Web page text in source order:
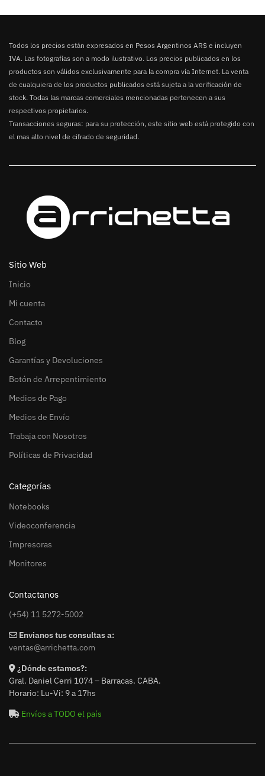
Todos los precios están expresados en Pesos Argentinos AR$ e incluyen
IVA. Las fotografías son a modo ilustrativo. Los precios publicados en los
productos son válidos exclusivamente para la compra vía Internet. La venta
de cualquiera de los productos publicados está sujeta a la verificación de
stock. Todas las marcas comerciales mencionadas pertenecen a sus
respectivos propietarios.
Transacciones seguras: para su protección, este sitio web está protegido con
el mas alto nivel de cifrado de seguridad.
Sitio Web
Inicio
Mi cuenta
Contacto
Blog
Garantías y Devoluciones
Botón de Arrepentimiento
Medios de Pago
Medios de Envío
Trabaja con Nosotros
Políticas de Privacidad
Categorías
Notebooks
Videoconferencia
Impresoras
Monitores
Contactanos
(+54) 11 5272-5002
Envianos tus consultas a:
ventas@arrichetta.com
¿Dónde estamos?:
Gral. Daniel Cerri 1074 – Barracas. CABA.
Horario: Lu-Vi: 9 a 17hs
Envíos a TODO el país